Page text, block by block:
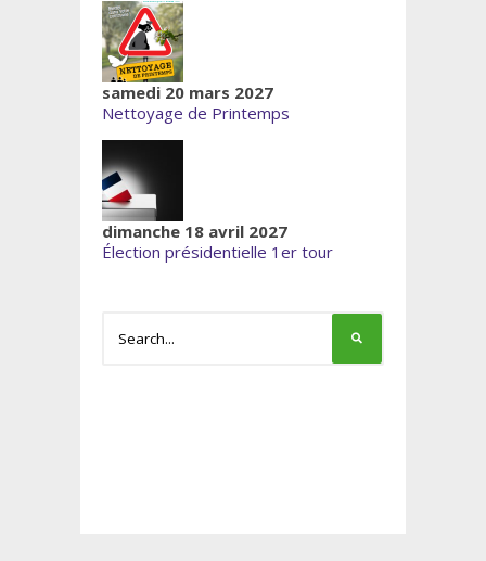
samedi 20 mars 2027
Nettoyage de Printemps
dimanche 18 avril 2027
Élection présidentielle 1er tour